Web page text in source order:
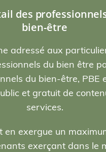
des
bien-être
adressé aux
du bien être
du bien-être, PBE
et gratuit de
services.
en exergue un
exerçant dans le